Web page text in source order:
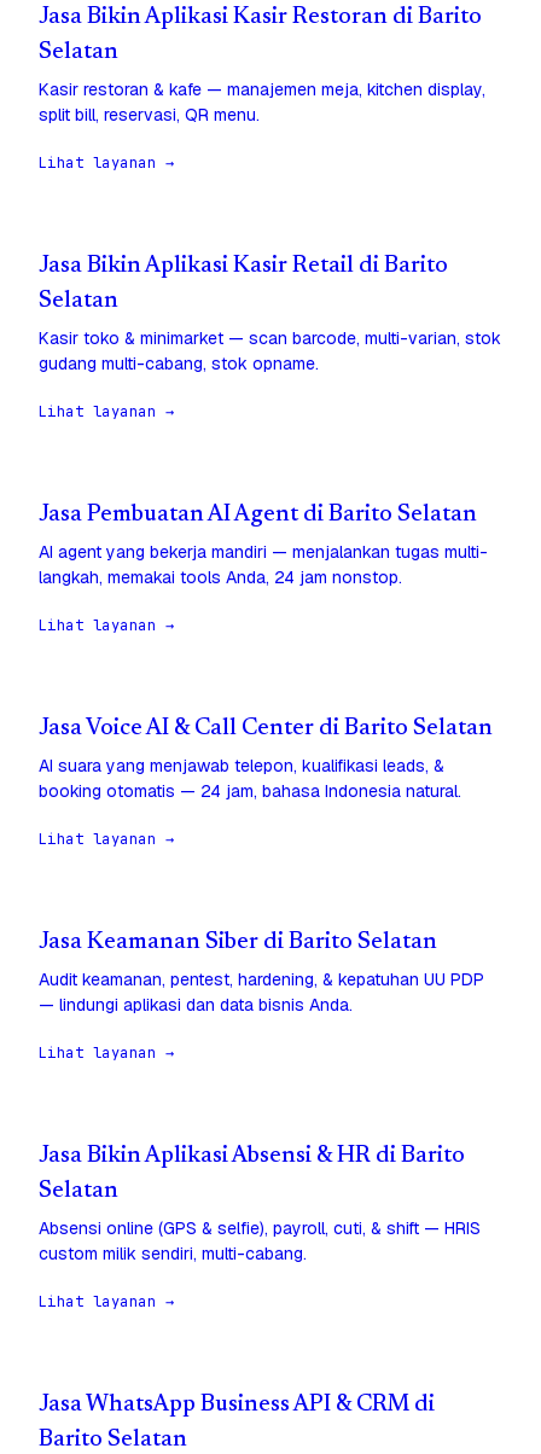
Jasa Bikin Aplikasi Kasir Restoran di Barito
Selatan
Kasir restoran & kafe — manajemen meja, kitchen display,
split bill, reservasi, QR menu.
Lihat layanan →
Jasa Bikin Aplikasi Kasir Retail di Barito
Selatan
Kasir toko & minimarket — scan barcode, multi-varian, stok
gudang multi-cabang, stok opname.
Lihat layanan →
Jasa Pembuatan AI Agent di Barito Selatan
AI agent yang bekerja mandiri — menjalankan tugas multi-
langkah, memakai tools Anda, 24 jam nonstop.
Lihat layanan →
Jasa Voice AI & Call Center di Barito Selatan
AI suara yang menjawab telepon, kualifikasi leads, &
booking otomatis — 24 jam, bahasa Indonesia natural.
Lihat layanan →
Jasa Keamanan Siber di Barito Selatan
Audit keamanan, pentest, hardening, & kepatuhan UU PDP
— lindungi aplikasi dan data bisnis Anda.
Lihat layanan →
Jasa Bikin Aplikasi Absensi & HR di Barito
Selatan
Absensi online (GPS & selfie), payroll, cuti, & shift — HRIS
custom milik sendiri, multi-cabang.
Lihat layanan →
Jasa WhatsApp Business API & CRM di
Barito Selatan